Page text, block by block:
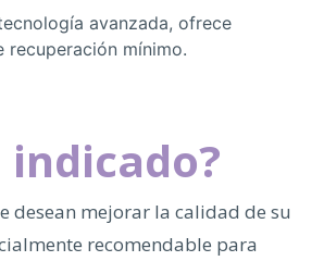
avanzada, ofrece
recuperación mínimo.
desean mejorar la calidad de su
recomendable para